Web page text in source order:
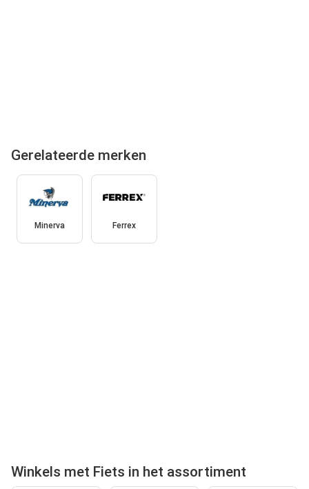
Gerelateerde merken
Minerva Ferrex
Winkels met Fiets in het assortiment